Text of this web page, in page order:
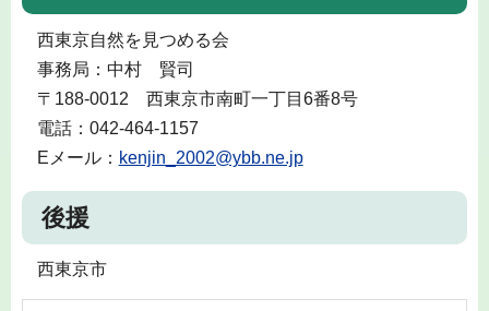
西東京自然を見つめる会
事務局：中村 賢司
〒188-0012 西東京市南町一丁目6番8号
電話：042-464-1157
Eメール： kenjin_2002@ybb.ne.jp
後援
西東京市